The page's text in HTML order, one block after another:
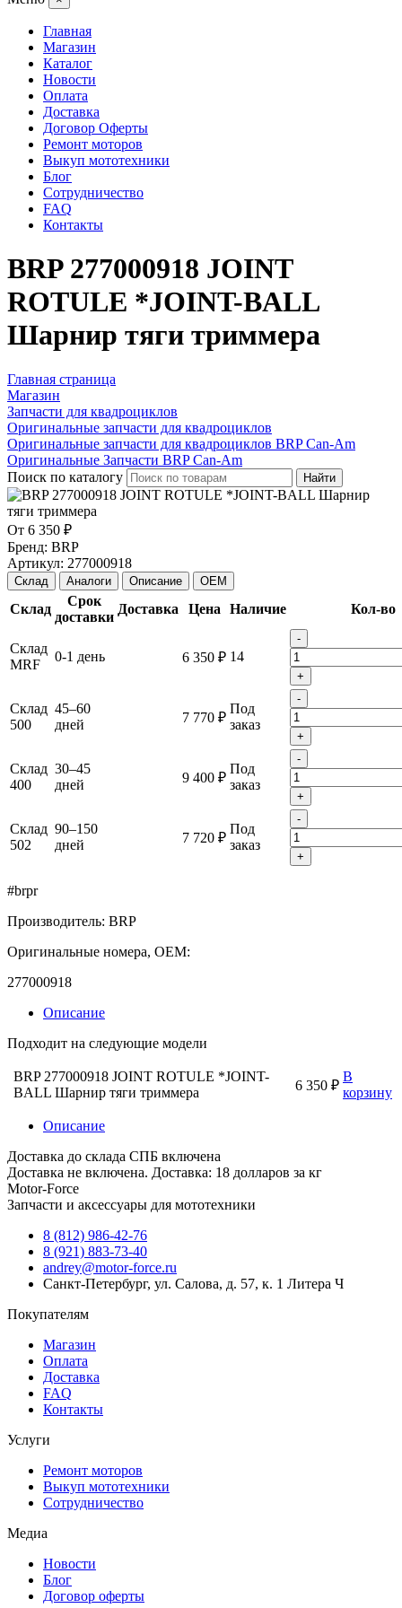
Главная
Магазин
Каталог
Новости
Оплата
Доставка
Договор Оферты
Ремонт моторов
Выкуп мототехники
Блог
Сотрудничество
FAQ
Контакты
BRP 277000918 JOINT
ROTULE *JOINT-BALL
Шарнир тяги триммера
Главная страница
Магазин
Запчасти для квадроциклов
Оригинальные запчасти для квадроциклов
Оригинальные запчасти для квадроциклов BRP Can-Am
Оригинальные Запчасти BRP Can-Am
Поиск по каталогу
Найти
От 6 350 ₽
Бренд: BRP
Артикул: 277000918
Склад Аналоги Описание OEM
Склад
Срок
доставки
Доставка Цена Наличие Кол-во
Склад
MRF
0-1 день 6 350 ₽ 14
-
+
Склад
500
45–60
дней
7 770 ₽
Под
заказ
-
+
Склад
400
30–45
дней
9 400 ₽
Под
заказ
-
+
Склад
502
90–150
дней
7 720 ₽
Под
заказ
-
+
#brpr
Производитель: BRP
Оригинальные номера, OEM:
277000918
Описание
Подходит на следующие модели
BRP 277000918 JOINT ROTULE *JOINT-
BALL Шарнир тяги триммера
6 350 ₽
В
корзину
Описание
Доставка до склада СПБ включена
Доставка не включена. Доставка: 18 долларов за кг
Motor-Force
Запчасти и аксессуары для мототехники
8 (812) 986-42-76
8 (921) 883-73-40
andrey@motor-force.ru
Санкт-Петербург, ул. Салова, д. 57, к. 1 Литера Ч
Покупателям
Магазин
Оплата
Доставка
FAQ
Контакты
Услуги
Ремонт моторов
Выкуп мототехники
Сотрудничество
Медиа
Новости
Блог
Договор оферты